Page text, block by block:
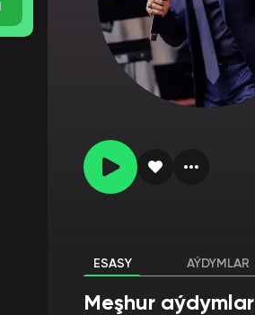
ESASY AÝDYMLAR
Meşhur aýdymlar